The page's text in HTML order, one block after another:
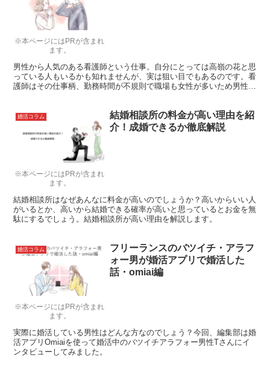
※本ページにはPRが含まれ
ます。
男性から人気のある看護師という仕事。自分にとっては高嶺の花と思
っている人もいるかも知れませんが、実は狙い目でもあるのです。看
護師はその仕事柄、勤務時間が不規則で職場も女性が多いため男性と
※本ページにはPRが含まれ
ます。
婚活コラム
結婚相談所の料金が高い理由を紹
介！成婚できるか徹底解説
結婚相談所はなぜあんなに料金が高いのでしょうか？高いからいい人
がいるとか、高いから結婚できる確率が高いと思っているとお金を無
駄にするでしょう。結婚相談所が高い理由を解説します。
※本ページにはPRが含まれ
ます。
婚活コラム
フリーランスのバツイチ・アラフ
ォー男が婚活アプリで婚活した
話・omiai編
実際に婚活している男性はどんな方なのでしょう？今回、編集部は婚
活アプリOmiaiを使って婚活中のバツイチアラフォー男性Tさんにイ
ンタビューしてみました。